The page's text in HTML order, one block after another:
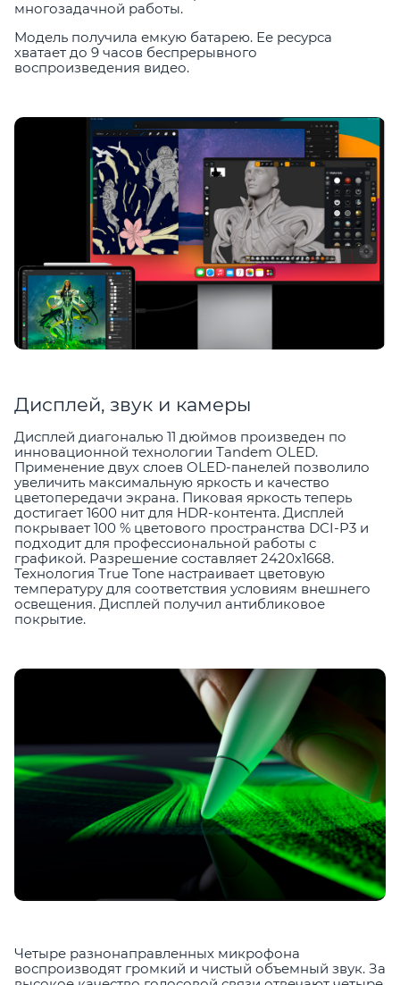
многозадачной работы.
Модель получила емкую батарею. Ее ресурса
хватает до 9 часов беспрерывного
воспроизведения видео.
Дисплей, звук и камеры
Дисплей диагональю 11 дюймов произведен по
инновационной технологии Tandem OLED.
Применение двух слоев OLED-панелей позволило
увеличить максимальную яркость и качество
цветопередачи экрана. Пиковая яркость теперь
достигает 1600 нит для HDR-контента. Дисплей
покрывает 100 % цветового пространства DCI-P3 и
подходит для профессиональной работы с
графикой. Разрешение составляет 2420x1668.
Технология True Tone настраивает цветовую
температуру для соответствия условиям внешнего
освещения. Дисплей получил антибликовое
покрытие.
Четыре разнонаправленных микрофона
воспроизводят громкий и чистый объемный звук. За